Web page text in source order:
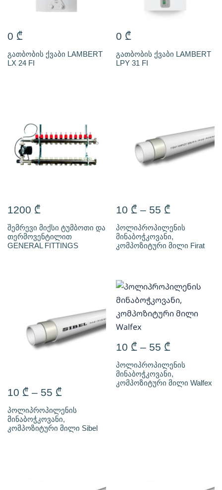
0 ₾
გათბობის ქვაბი LAMBERT
LX 24 FI
0 ₾
გათბობის ქვაბი LAMBERT
LPY 31 FI
1200 ₾
შემრევი მიქსი ტუმბოთი და
თერმოვენტილით
GENERAL FITTINGS
10 ₾ – 55 ₾
პოლიპროპილენის
მინაბოჭკოვანი,
კომპოზიტური მილი Firat
10 ₾ – 55 ₾
პოლიპროპილენის
მინაბოჭკოვანი,
კომპოზიტური მილი Sibel
10 ₾ – 55 ₾
პოლიპროპილენის
მინაბოჭკოვანი,
კომპოზიტური მილი Walfex